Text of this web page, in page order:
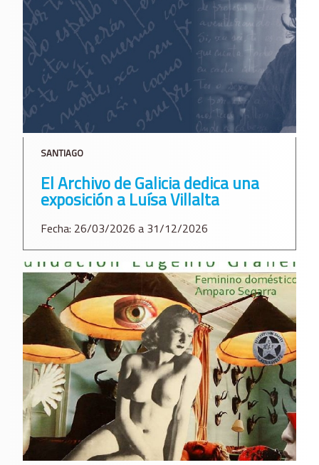
SANTIAGO
El Archivo de Galicia dedica una
exposición a Luísa Villalta
Fecha: 26/03/2026 a 31/12/2026